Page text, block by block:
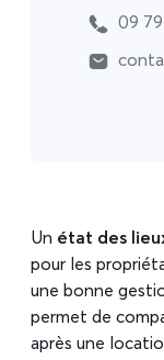
Un état des
pour les
une bonne
permet de
après une
09